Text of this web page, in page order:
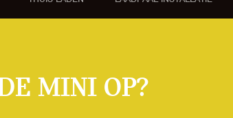
MINI op?